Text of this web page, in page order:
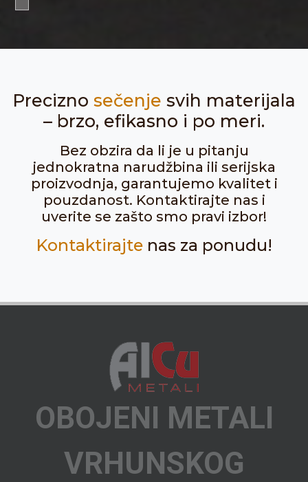
Precizno sečenje svih materijala
– brzo, efikasno i po meri.
Bez obzira da li je u pitanju
jednokratna narudžbina ili serijska
proizvodnja, garantujemo kvalitet i
pouzdanost. Kontaktirajte nas i
uverite se zašto smo pravi izbor!
Kontaktirajtenas za ponudu!
OBOJENI METALI
VRHUNSKOG